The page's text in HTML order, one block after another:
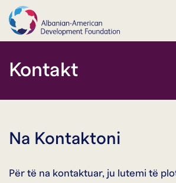
Kontakt
Na Kontaktoni
Për të na kontaktuar, ju lutemi të